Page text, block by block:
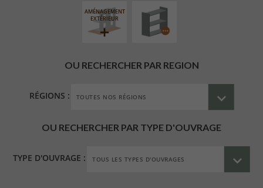
AMÉNAGEMENT
EXTÉRIEUR
OU RECHERCHER PAR REGION
RÉGIONS :
OU RECHERCHER PAR TYPE D'OUVRAGE
TYPE D'OUVRAGE :